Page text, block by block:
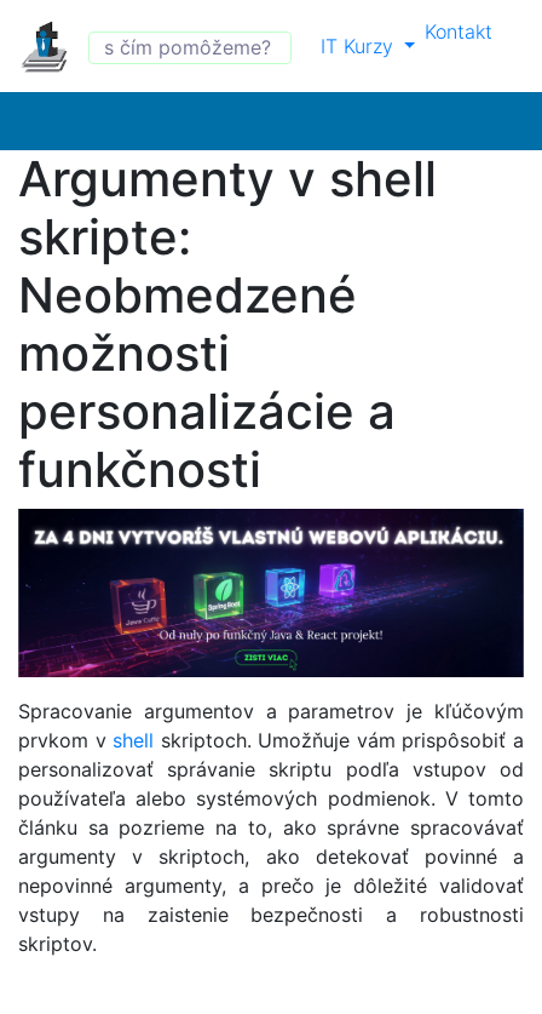
IT Kurzy
Kontakt
Argumenty v shell
skripte:
Neobmedzené
možnosti
personalizácie a
funkčnosti
Spracovanie argumentov a parametrov je kľúčovým
prvkom v shell skriptoch. Umožňuje vám prispôsobiť a
personalizovať správanie skriptu podľa vstupov od
používateľa alebo systémových podmienok. V tomto
článku sa pozrieme na to, ako správne spracovávať
argumenty v skriptoch, ako detekovať povinné a
nepovinné argumenty, a prečo je dôležité validovať
vstupy na zaistenie bezpečnosti a robustnosti
skriptov.